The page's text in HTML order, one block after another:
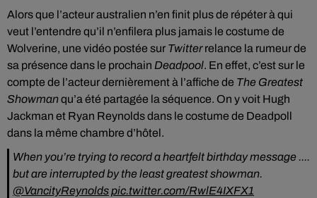
Alors que l’acteur australien n’en finit plus de répéter à qui
veut l’entendre qu’il n’enfilera plus jamais le costume de
Wolverine, une vidéo postée sur Twitterrelance la rumeur de
sa présence dans le prochain Deadpool. En effet, c’est sur le
compte de l’acteur dernièrement à l’affiche de The Greatest
Showmanqu’a été partagée la séquence. On y voit Hugh
Jackman et Ryan Reynolds dans le costume de Deadpoll
dans la même chambre d’hôtel.
When you’re trying to record a heartfelt birthday message ....
but are interrupted by the least greatest showman.
@VancityReynoldspic.twitter.com/RwlE4IXFX1